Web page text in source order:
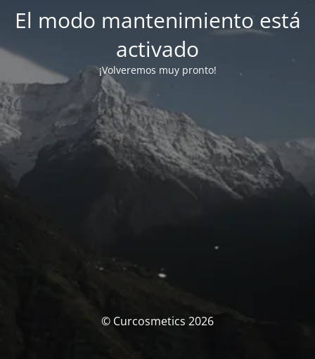
El modo mantenimiento está
activado
¡Volveremos muy pronto!
© Curcosmetics 2026